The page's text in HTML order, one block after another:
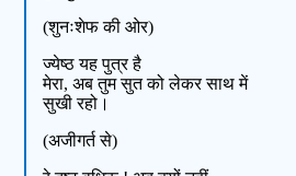
(शुनःशेफ की ओर)
ज्येष्ठ यह पुत्र है
मेरा, अब तुम सुत को लेकर साथ में
सुखी रहो।
(अजीगर्त से)